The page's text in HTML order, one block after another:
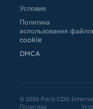
Условия
Политика
использования
cookie
DMCA
© 2026 Paris CDG
Политика